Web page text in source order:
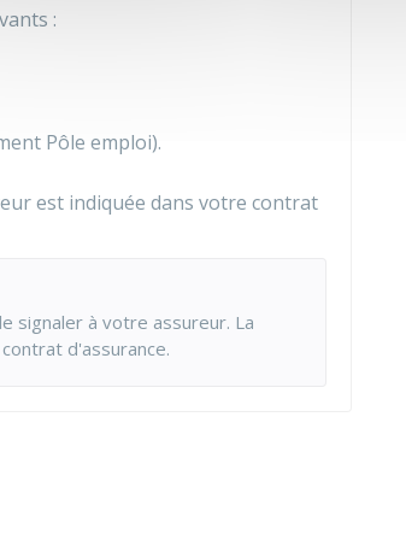
:
Pôle emploi).
est indiquée dans votre contrat
signaler à votre assureur. La
d'assurance.